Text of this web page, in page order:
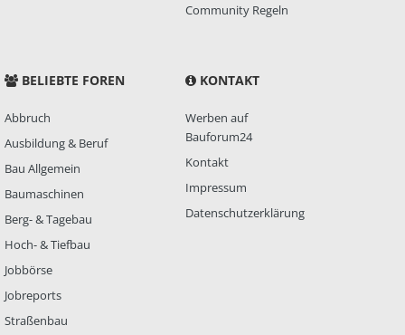
Community Regeln
BELIEBTE FOREN
Abbruch
Ausbildung & Beruf
Bau Allgemein
Baumaschinen
Berg- & Tagebau
Hoch- & Tiefbau
Jobbörse
Jobreports
Straßenbau
KONTAKT
Werben auf
Bauforum24
Kontakt
Impressum
Datenschutzerklärung